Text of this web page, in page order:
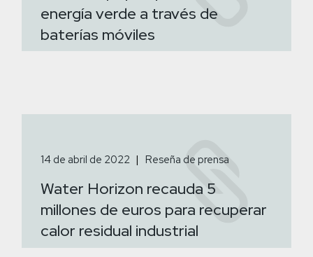
energía verde a través de
baterías móviles
14 de abril de 2022 Reseña de prensa
Water Horizon recauda 5
millones de euros para recuperar
calor residual industrial